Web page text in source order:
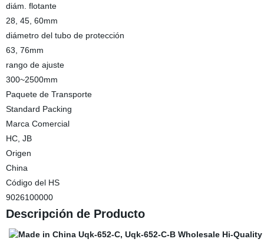
diám. flotante
28, 45, 60mm
diámetro del tubo de protección
63, 76mm
rango de ajuste
300~2500mm
Paquete de Transporte
Standard Packing
Marca Comercial
HC, JB
Origen
China
Código del HS
9026100000
Descripción de Producto